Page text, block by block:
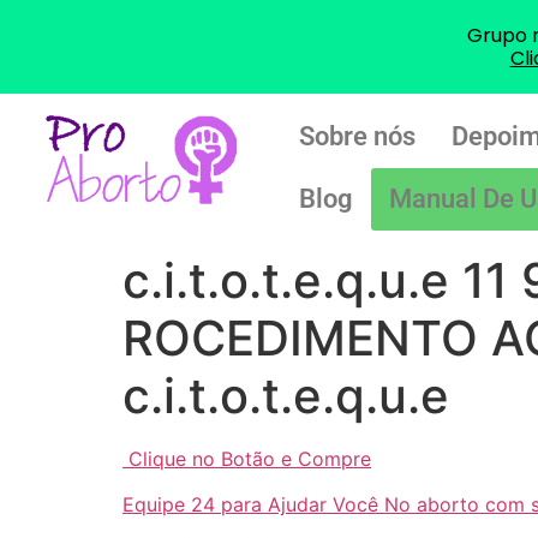
Sobre nós
Blog Manual De
c.i.t.o.t.e.q.u.e 11
ROCEDIMENTO
c.i.t.o.t.e.q.u.e
Clique no Botão e Compre
Equipe 24 para Ajudar Você No aborto com
Grupo